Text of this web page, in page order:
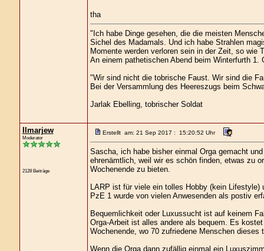
tha
"Ich habe Dinge gesehen, die die meisten
Sichel des Madamals. Und ich habe Strahlen
Momente werden verloren sein in der Zeit, so wie
An einem pathetischen Abend beim Winterfurth
"Wir sind nicht die tobrische Faust. Wir sind die
Bei der Versammlung des Heereszugs beim
Jarlak Ebelling, tobrischer Soldat
Ilmarjew
Moderator
2128 Beiträge
Erstellt am: 21 Sep 2017 : 15:20:52 Uhr
Sascha, ich habe bisher einmal Orga gemacht
ehrenämtlich, weil wir es schön finden, etwas zu
Wochenende zu bieten.
LARP ist für viele ein tolles Hobby (kein Lifestyle)
PzE 1 wurde von vielen Anwesenden als postiv
Bequemlichkeit oder Luxussucht ist auf keinem
Orga-Arbeit ist alles andere als bequem. Es
Wochenende, wo 70 zufriedene Menschen dieses
Wenn die Orga dann zufällig einmal ein